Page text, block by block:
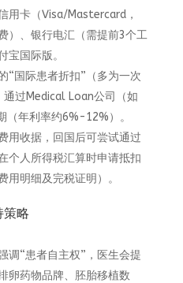
用卡（Visa/Mastercard，
）、银行电汇（需提前3个工
宝国际版。
“国际患者折扣”（多为一次
过Medical Loan公司（如
（年利率约6%-12%）。
用收据，回国后可尝试通过
个人所得税汇算时申请抵扣
用明细及完税证明）。
策略
调“患者自主权”，医生会提
卵药物品牌、胚胎移植数